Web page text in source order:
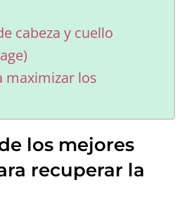
cabeza y cuello
maximizar los
los mejores
recuperar la